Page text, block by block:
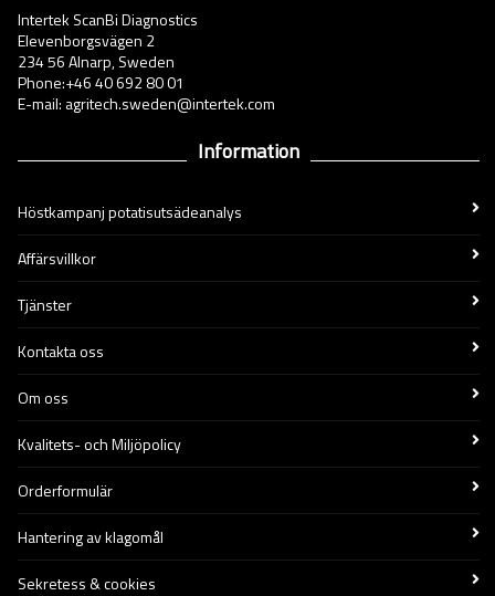
Intertek ScanBi Diagnostics
Elevenborgsvägen 2
234 56 Alnarp, Sweden
Phone:+46 40 692 80 01
E-mail: agritech.sweden@intertek.com
Information
Höstkampanj potatisutsädeanalys
Affärsvillkor
Tjänster
Kontakta oss
Om oss
Kvalitets- och Miljöpolicy
Orderformulär
Hantering av klagomål
Sekretess & cookies